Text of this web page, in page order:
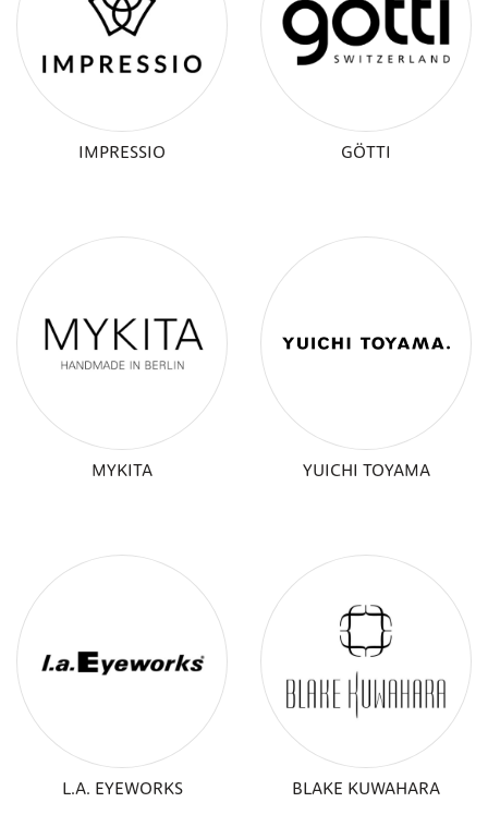
IMPRESSIO GÖTTI
MYKITA YUICHI TOYAMA
L.A. EYEWORKS BLAKE KUWAHARA